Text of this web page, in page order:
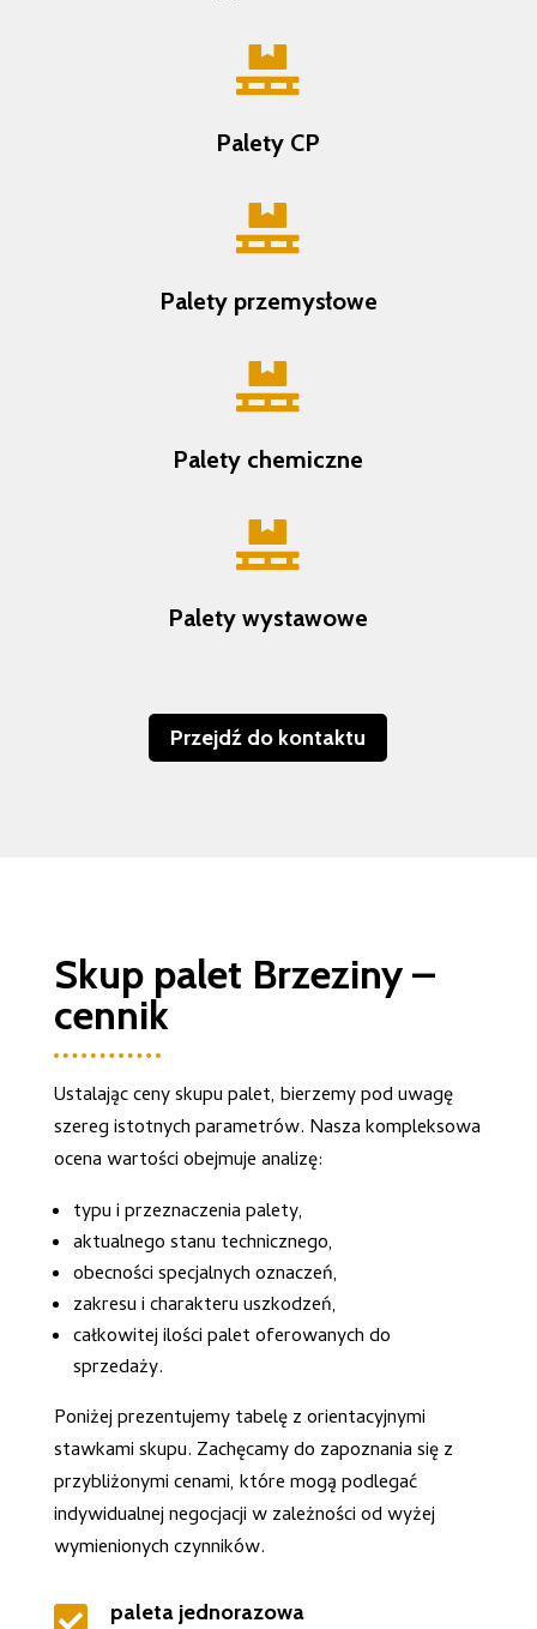

Palety CP

Palety przemysłowe

Palety chemiczne

Palety wystawowe
Przejdź do kontaktu
Skup palet Brzeziny –
cennik
Ustalając ceny skupu palet, bierzemy pod uwagę
szereg istotnych parametrów. Nasza kompleksowa
ocena wartości obejmuje analizę:
typu i przeznaczenia palety,
aktualnego stanu technicznego,
obecności specjalnych oznaczeń,
zakresu i charakteru uszkodzeń,
całkowitej ilości palet oferowanych do
sprzedaży.
Poniżej prezentujemy tabelę z orientacyjnymi
stawkami skupu. Zachęcamy do zapoznania się z
przybliżonymi cenami, które mogą podlegać
indywidualnej negocjacji w zależności od wyżej
wymienionych czynników.
 paleta jednorazowa